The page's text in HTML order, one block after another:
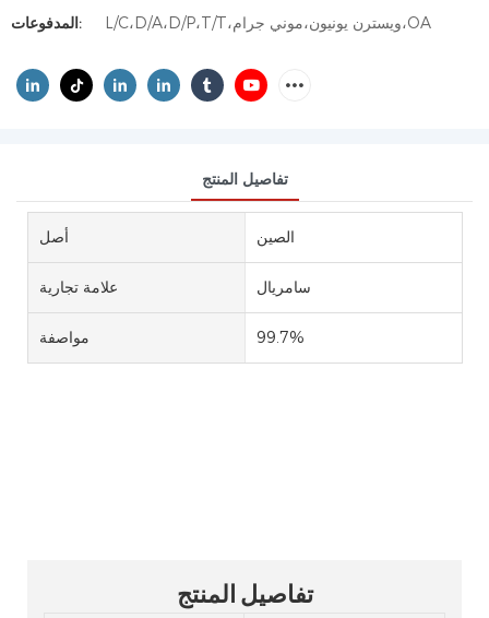
المدفوعات:
L/C،D/A،D/P،T/T،ويسترن يونيون،موني جرام،OA
تفاصيل المنتج
أصل الصين
علامة تجارية سامريال
مواصفة 99.7%
تفاصيل المنتج